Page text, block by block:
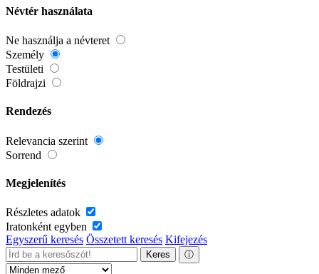
Névtér használata
Ne használja a névteret
Személy
Testületi
Földrajzi
Rendezés
Relevancia szerint
Sorrend
Megjelenítés
Részletes adatok
Iratonként egyben
Egyszerű keresés Összetett keresés Kifejezés
Keres ⓘ